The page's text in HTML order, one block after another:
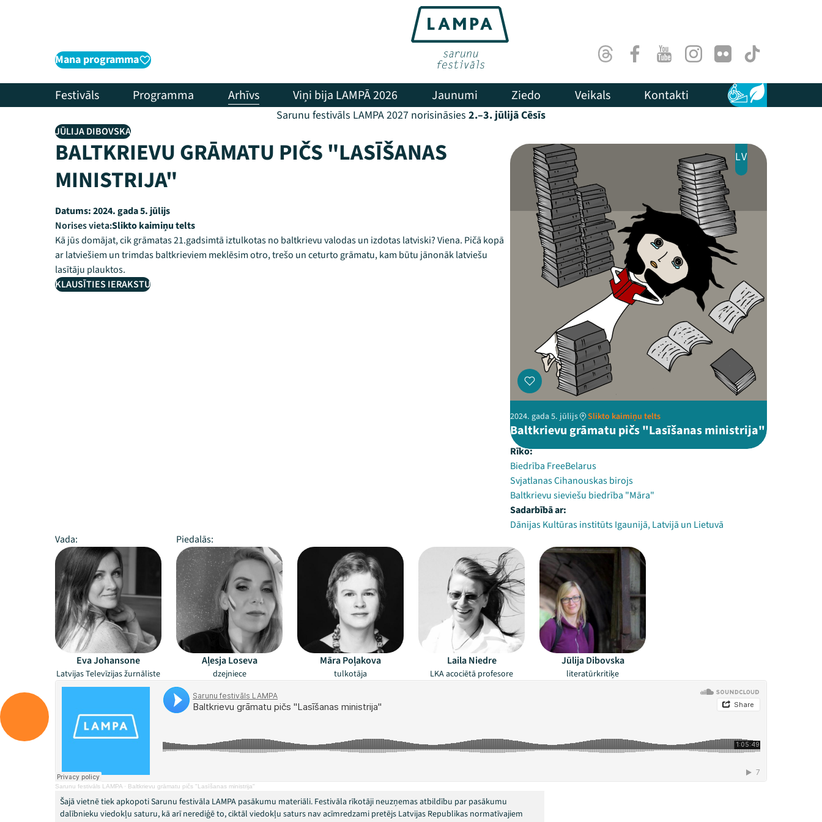
Mana programma ThreadsFacebookYoutubeInstagram
Flick TikTok
Festivāls Programma Arhīvs Viņi bija LAMPĀ 2026 Jaunumi Ziedo Veikals Kontakti Pieejamība
Ilgtspēja
Sarunu festivāls LAMPA 2027 norisināsies 2.–3. jūlijā Cēsīs
JŪLIJA DIBOVSKA
BALTKRIEVU GRĀMATU PIČS "LASĪŠANAS
MINISTRIJA"
Datums:2024. gada 5. jūlijs
Norises vieta:Slikto kaimiņu telts
Kā jūs domājat, cik grāmatas 21.gadsimtā iztulkotas no baltkrievu valodas un izdotas latviski? Viena. Pičā kopā
ar latviešiem un trimdas baltkrieviem meklēsim otro, trešo un ceturto grāmatu, kam būtu jānonāk latviešu
lasītāju plauktos.
KLAUSĪTIES IERAKSTU
LV
2024. gada 5. jūlijs Slikto kaimiņu telts
Baltkrievu grāmatu pičs "Lasīšanas ministrija"
Rīko:
Biedrība FreeBelarus
Svjatlanas Cihanouskas birojs
Baltkrievu sieviešu biedrība "Māra"
Sadarbībā ar:
Dānijas Kultūras institūts Igaunijā, Latvijā un Lietuvā
Vada:
Piedalās:
Eva Johansone
Latvijas Televīzijas žurnāliste
Aļesja Loseva
dzejniece
Māra Poļakova
tulkotāja
Laila Niedre
LKA acociētā profesore
Jūlija Dibovska
literatūrkritiķe
Sarunu festivāls LAMPA · Baltkrievu grāmatu pičs "Lasīšanas ministrija"
Šajā vietnē tiek apkopoti Sarunu festivāla LAMPA pasākumu materiāli. Festivāla rīkotāji neuzņemas atbildību par pasākumu
dalībnieku viedokļu saturu, kā arī nerediģē to, ciktāl viedokļu saturs nav acīmredzami pretējs Latvijas Republikas normatīvajiem